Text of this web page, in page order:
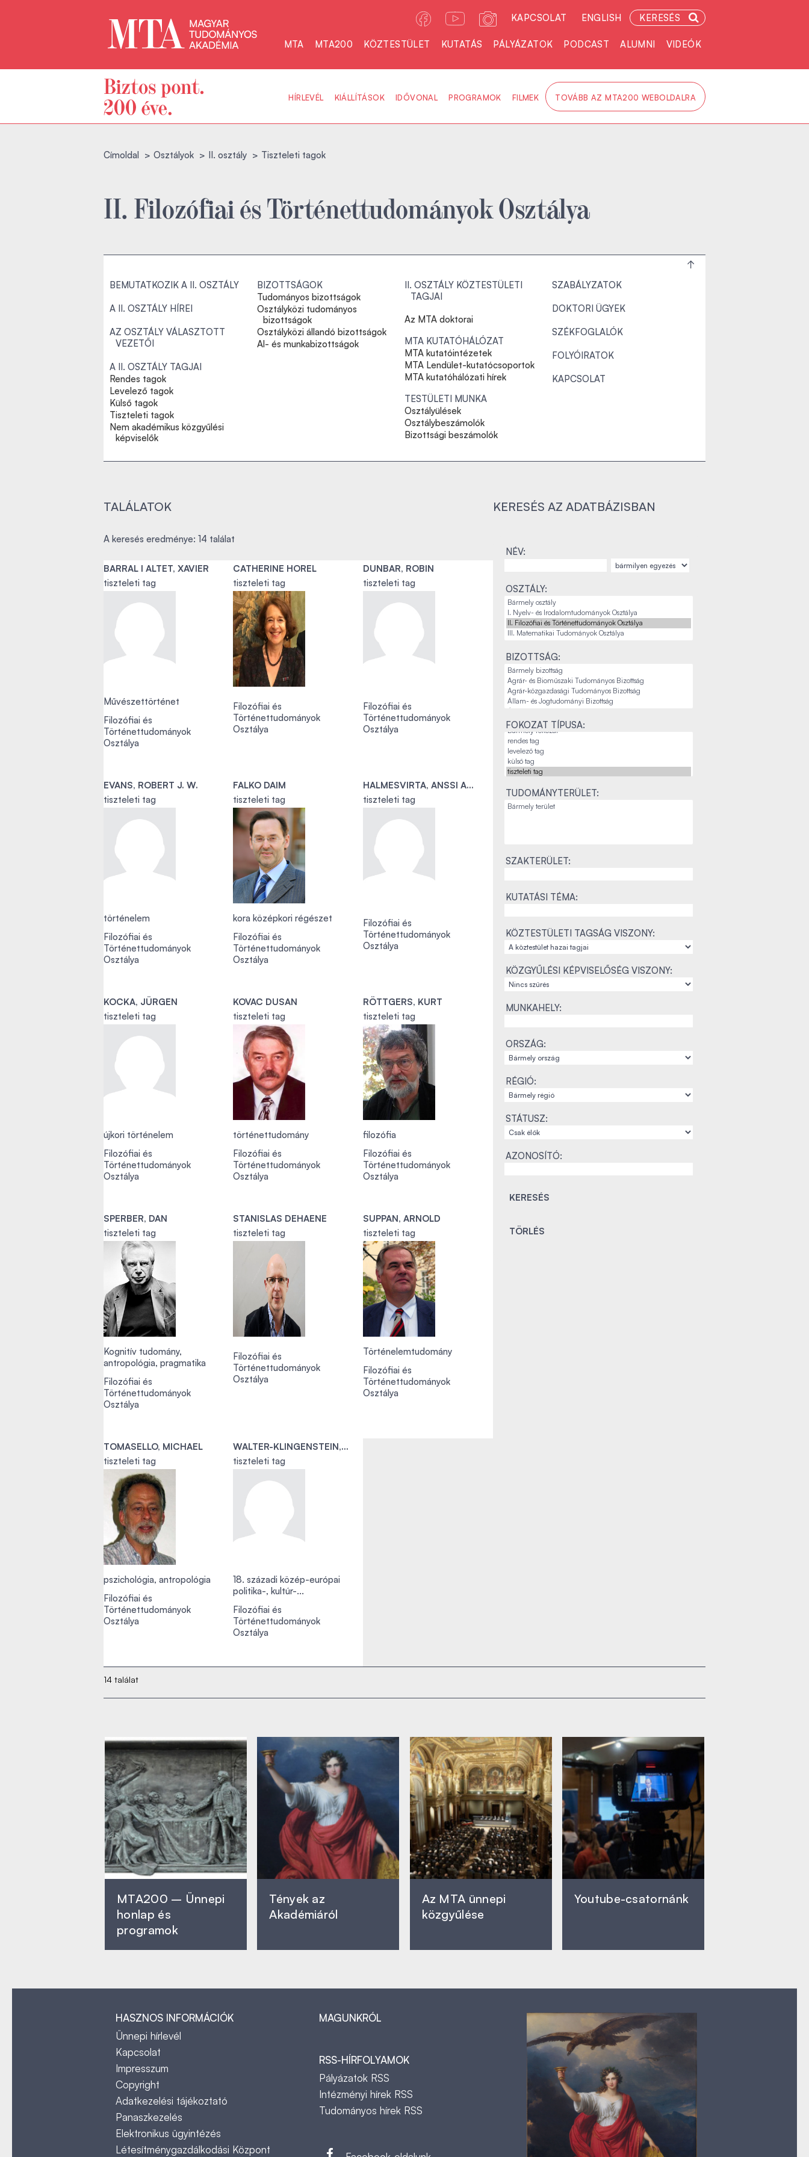
KAPCSOLAT ENGLISH KERESÉS
MTA MTA200 KÖZTESTÜLET KUTATÁS PÁLYÁZATOK PODCAST ALUMNI VIDEÓK
HÍRLEVÉL KIÁLLÍTÁSOK IDŐVONAL PROGRAMOK FILMEK TOVÁBB AZ MTA200 WEBOLDALRA
Címoldal Osztályok II. osztály Tiszteleti tagok
II. Filozófiai és Történettudományok Osztálya
BEMUTATKOZIK A II. OSZTÁLY
A II. OSZTÁLY HÍREI
AZ OSZTÁLY VÁLASZTOTT
VEZETŐI
A II. OSZTÁLY TAGJAI
Rendes tagok
Levelező tagok
Külső tagok
Tiszteleti tagok
Nem akadémikus közgyűlési
képviselők
BIZOTTSÁGOK
Tudományos bizottságok
Osztályközi tudományos
bizottságok
Osztályközi állandó bizottságok
Al- és munkabizottságok
II. OSZTÁLY KÖZTESTÜLETI
TAGJAI
Az MTA doktorai
MTA KUTATÓHÁLÓZAT
MTA kutatóintézetek
MTA Lendület-kutatócsoportok
MTA kutatóhálózati hírek
TESTÜLETI MUNKA
Osztályülések
Osztálybeszámolók
Bizottsági beszámolók
SZABÁLYZATOK
DOKTORI ÜGYEK
SZÉKFOGLALÓK
FOLYÓIRATOK
KAPCSOLAT
TALÁLATOK KERESÉS AZ ADATBÁZISBAN
A keresés eredménye: 14 találat
BARRAL I ALTET, XAVIER
tiszteleti tag
Művészettörténet
Filozófiai és
Történettudományok
Osztálya
CATHERINE HOREL
tiszteleti tag
Filozófiai és
Történettudományok
Osztálya
DUNBAR, ROBIN
tiszteleti tag
Filozófiai és
Történettudományok
Osztálya
EVANS, ROBERT J. W.
tiszteleti tag
történelem
Filozófiai és
Történettudományok
Osztálya
FALKO DAIM
tiszteleti tag
kora középkori régészet
Filozófiai és
Történettudományok
Osztálya
HALMESVIRTA, ANSSI ANTERO
tiszteleti tag
Filozófiai és
Történettudományok
Osztálya
KOCKA, JÜRGEN
tiszteleti tag
újkori történelem
Filozófiai és
Történettudományok
Osztálya
KOVAC DUSAN
tiszteleti tag
történettudomány
Filozófiai és
Történettudományok
Osztálya
RÖTTGERS, KURT
tiszteleti tag
filozófia
Filozófiai és
Történettudományok
Osztálya
SPERBER, DAN
tiszteleti tag
Kognitív tudomány,
antropológia, pragmatika
Filozófiai és
Történettudományok
Osztálya
STANISLAS DEHAENE
tiszteleti tag
Filozófiai és
Történettudományok
Osztálya
SUPPAN, ARNOLD
tiszteleti tag
Történelemtudomány
Filozófiai és
Történettudományok
Osztálya
TOMASELLO, MICHAEL
tiszteleti tag
pszichológia, antropológia
Filozófiai és
Történettudományok
Osztálya
WALTER-KLINGENSTEIN, GRETE
tiszteleti tag
18. századi közép-európai
politika-, kultúr-...
Filozófiai és
Történettudományok
Osztálya
NÉV:
OSZTÁLY:
BIZOTTSÁG:
FOKOZAT TÍPUSA:
TUDOMÁNYTERÜLET:
SZAKTERÜLET:
KUTATÁSI TÉMA:
KÖZTESTÜLETI TAGSÁG VISZONY:
KÖZGYŰLÉSI KÉPVISELŐSÉG VISZONY:
MUNKAHELY:
ORSZÁG:
RÉGIÓ:
STÁTUSZ:
AZONOSÍTÓ:
14 találat
MTA200 – Ünnepi
honlap és
programok
Tények az
Akadémiáról
Az MTA ünnepi
közgyűlése
Youtube-csatornánk
HASZNOS INFORMÁCIÓK
Ünnepi hírlevél
Kapcsolat
Impresszum
Copyright
Adatkezelési tájékoztató
Panaszkezelés
Elektronikus ügyintézés
Létesítménygazdálkodási Központ
MAGUNKRÓL
RSS-HÍRFOLYAMOK
Pályázatok RSS
Intézményi hírek RSS
Tudományos hírek RSS